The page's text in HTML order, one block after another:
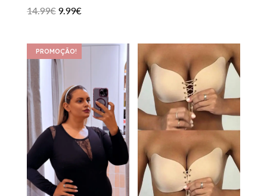
14.99€ O
era:
14.99€.
9.99€O
PROMOÇÃO!